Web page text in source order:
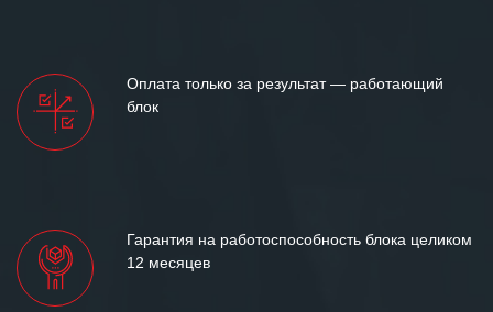
Оплата только за результат — работающий
блок
Гарантия на работоспособность блока целиком
12 месяцев